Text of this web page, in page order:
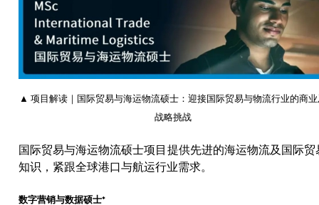
▲ 项目解读｜国际贸易与海运物流硕士：迎接国际贸易与物流行业的商业
战略挑战
国际贸易与海运物流硕士项目提供先进的海运物流及国际贸
知识，紧跟全球港口与航运行业需求。
数字营销与数据硕士*